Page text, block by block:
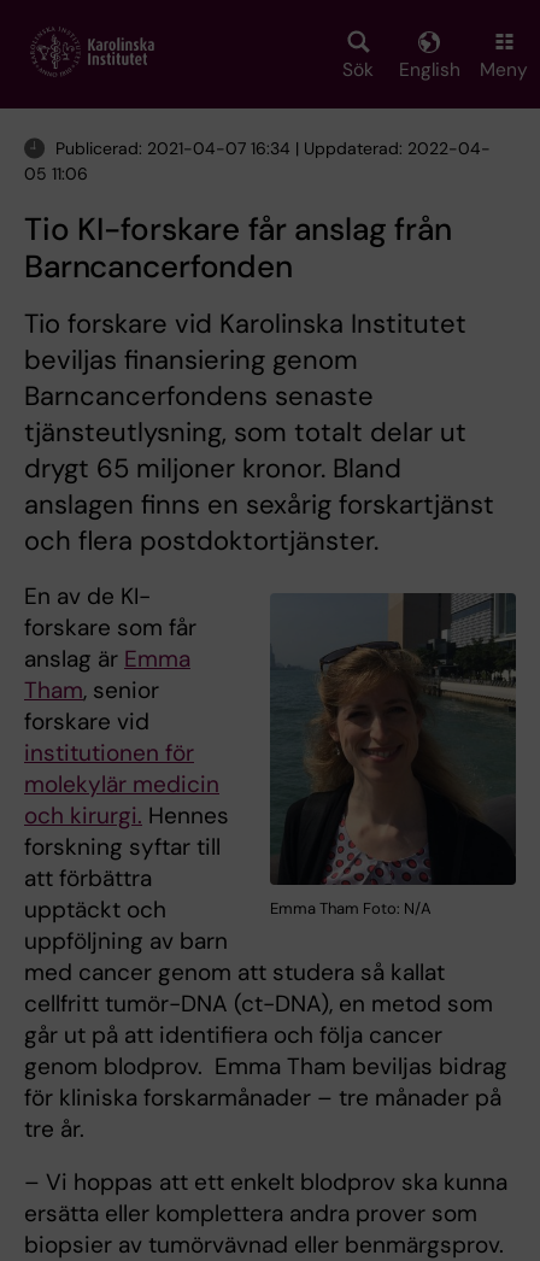
main
Sök English Meny
Publicerad: 2021-04-07 16:34 | Uppdaterad: 2022-04-
05 11:06
Tio KI-forskare får anslag från
Barncancerfonden
Tio forskare vid Karolinska Institutet
beviljas finansiering genom
Barncancerfondens senaste
tjänsteutlysning, som totalt delar ut
drygt 65 miljoner kronor. Bland
anslagen finns en sexårig forskartjänst
och flera postdoktortjänster.
Emma Tham Foto: N/A
En av de KI-
forskare som får
anslag är Emma
Tham, senior
forskare vid
institutionen för
molekylär medicin
och kirurgi. Hennes
forskning syftar till
att förbättra
upptäckt och
uppföljning av barn
med cancer genom att studera så kallat
cellfritt tumör-DNA (ct-DNA), en metod som
går ut på att identifiera och följa cancer
genom blodprov. Emma Tham beviljas bidrag
för kliniska forskarmånader – tre månader på
tre år.
– Vi hoppas att ett enkelt blodprov ska kunna
ersätta eller komplettera andra prover som
biopsier av tumörvävnad eller benmärgsprov.